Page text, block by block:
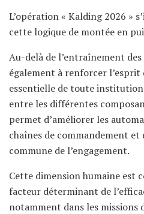
L’opération « Kalding 2026 »
cette logique de montée en
Au-delà de l’entraînement des
également à renforcer l’esprit
essentielle de toute
entre les différentes
permet d’améliorer les
chaînes de commandement
commune de l’engagement.
Cette dimension humaine est
facteur déterminant de
notamment dans les missions